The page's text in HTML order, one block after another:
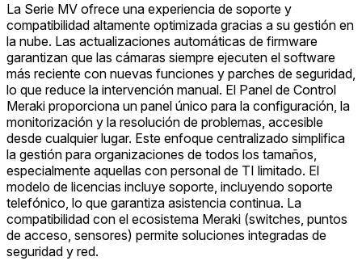
La Serie MV ofrece una experiencia de soporte y
compatibilidad altamente optimizada gracias a su gestión en
la nube. Las actualizaciones automáticas de firmware
garantizan que las cámaras siempre ejecuten el software
más reciente con nuevas funciones y parches de seguridad,
lo que reduce la intervención manual. El Panel de Control
Meraki proporciona un panel único para la configuración, la
monitorización y la resolución de problemas, accesible
desde cualquier lugar. Este enfoque centralizado simplifica
la gestión para organizaciones de todos los tamaños,
especialmente aquellas con personal de TI limitado. El
modelo de licencias incluye soporte, incluyendo soporte
telefónico, lo que garantiza asistencia continua. La
compatibilidad con el ecosistema Meraki (switches, puntos
de acceso, sensores) permite soluciones integradas de
seguridad y red.